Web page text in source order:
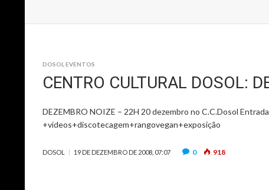
DOSOL EVENTOS
CENTRO CULTURAL DOSOL:
DEZEMBRO NOIZE – 22H 20 dezembro no C.C.Dosol
+videos+discotecagem+rangovegan+exposição
DOSOL 19 DE DEZEMBRO DE 2008, 07:07 0 918